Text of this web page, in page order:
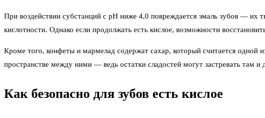
При воздействии субстанций с pH ниже 4,0 повреждается эмаль зубов — их
кислотности. Однако если продолжать есть кислое, возможности
Кроме того, конфеты и мармелад содержат сахар, который считается одной
пространстве между ними — ведь остатки сладостей могут застревать там и
Как безопасно для зубов есть кислое